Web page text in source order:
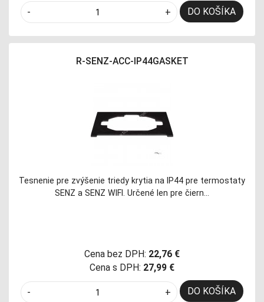
- + DO KOŠÍKA
R-SENZ-ACC-IP44GASKET
Tesnenie pre zvýšenie triedy krytia na IP44 pre termostaty
SENZ a SENZ WIFI. Určené len pre čiern…
Cena bez DPH: 22,76 €
Cena s DPH: 27,99 €
- + DO KOŠÍKA